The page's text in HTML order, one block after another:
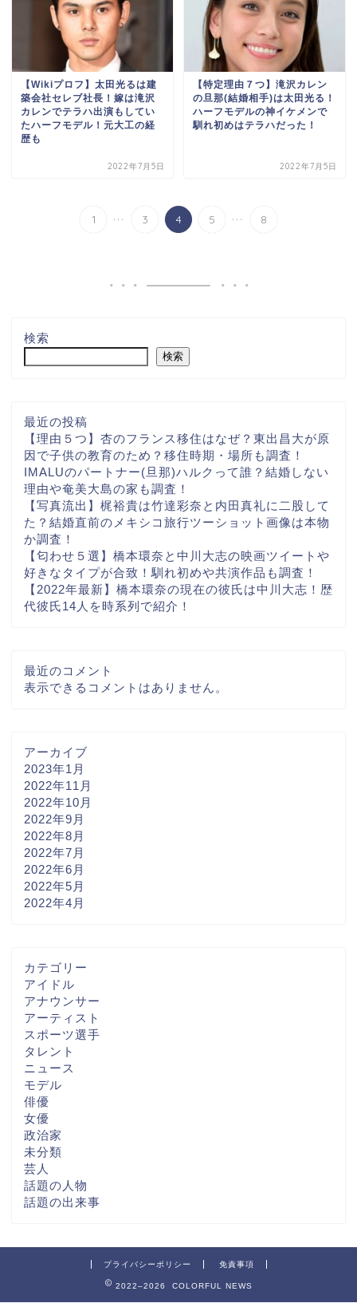
【Wikiプロフ】太田光るは建
築会社セレブ社長！嫁は滝沢
カレンでテラハ出演もしてい
たハーフモデル！元大工の経
歴も
2022年7月5日
【特定理由７つ】滝沢カレン
の旦那(結婚相手)は太田光る！
ハーフモデルの神イケメンで
馴れ初めはテラハだった！
2022年7月5日
1 ... 3 4 5 ... 8
検索
検索
最近の投稿
【理由５つ】杏のフランス移住はなぜ？東出昌大が原
因で子供の教育のため？移住時期・場所も調査！
IMALUのパートナー(旦那)ハルクって誰？結婚しない
理由や奄美大島の家も調査！
【写真流出】梶裕貴は竹達彩奈と内田真礼に二股して
た？結婚直前のメキシコ旅行ツーショット画像は本物
か調査！
【匂わせ５選】橋本環奈と中川大志の映画ツイートや
好きなタイプが合致！馴れ初めや共演作品も調査！
【2022年最新】橋本環奈の現在の彼氏は中川大志！歴
代彼氏14人を時系列で紹介！
最近のコメント
表示できるコメントはありません。
アーカイブ
2023年1月
2022年11月
2022年10月
2022年9月
2022年8月
2022年7月
2022年6月
2022年5月
2022年4月
カテゴリー
アイドル
アナウンサー
アーティスト
スポーツ選手
タレント
ニュース
モデル
俳優
女優
政治家
未分類
芸人
話題の人物
話題の出来事
プライバシーポリシー 免責事項
2022–2026 COLORFUL NEWS